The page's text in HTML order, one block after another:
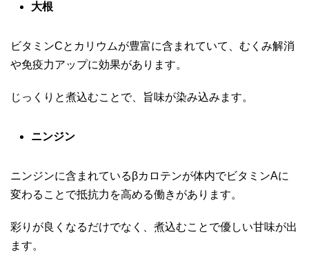
大根
ビタミンCとカリウムが豊富に含まれていて、むくみ解消
や免疫力アップに効果があります。
じっくりと煮込むことで、旨味が染み込みます。
ニンジン
ニンジンに含まれているβカロテンが体内でビタミンAに
変わることで抵抗力を高める働きがあります。
彩りが良くなるだけでなく、煮込むことで優しい甘味が出
ます。